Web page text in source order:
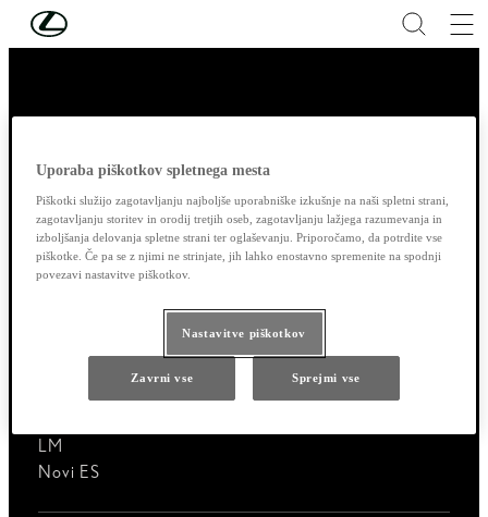
Skip to Main Content
Vsi modeli
LM
Novi ES
Uporaba piškotkov spletnega mesta
Piškotki služijo zagotavljanju najboljše uporabniške izkušnje na naši spletni strani,
zagotavljanju storitev in orodij tretjih oseb, zagotavljanju lažjega razumevanja in
izboljšanja delovanja spletne strani ter oglaševanju. Priporočamo, da potrdite vse
piškotke. Če pa se z njimi ne strinjate, jih lahko enostavno spremenite na spodnji
povezavi nastavitve piškotkov.
Nastavitve piškotkov
Zavrni vse Sprejmi vse